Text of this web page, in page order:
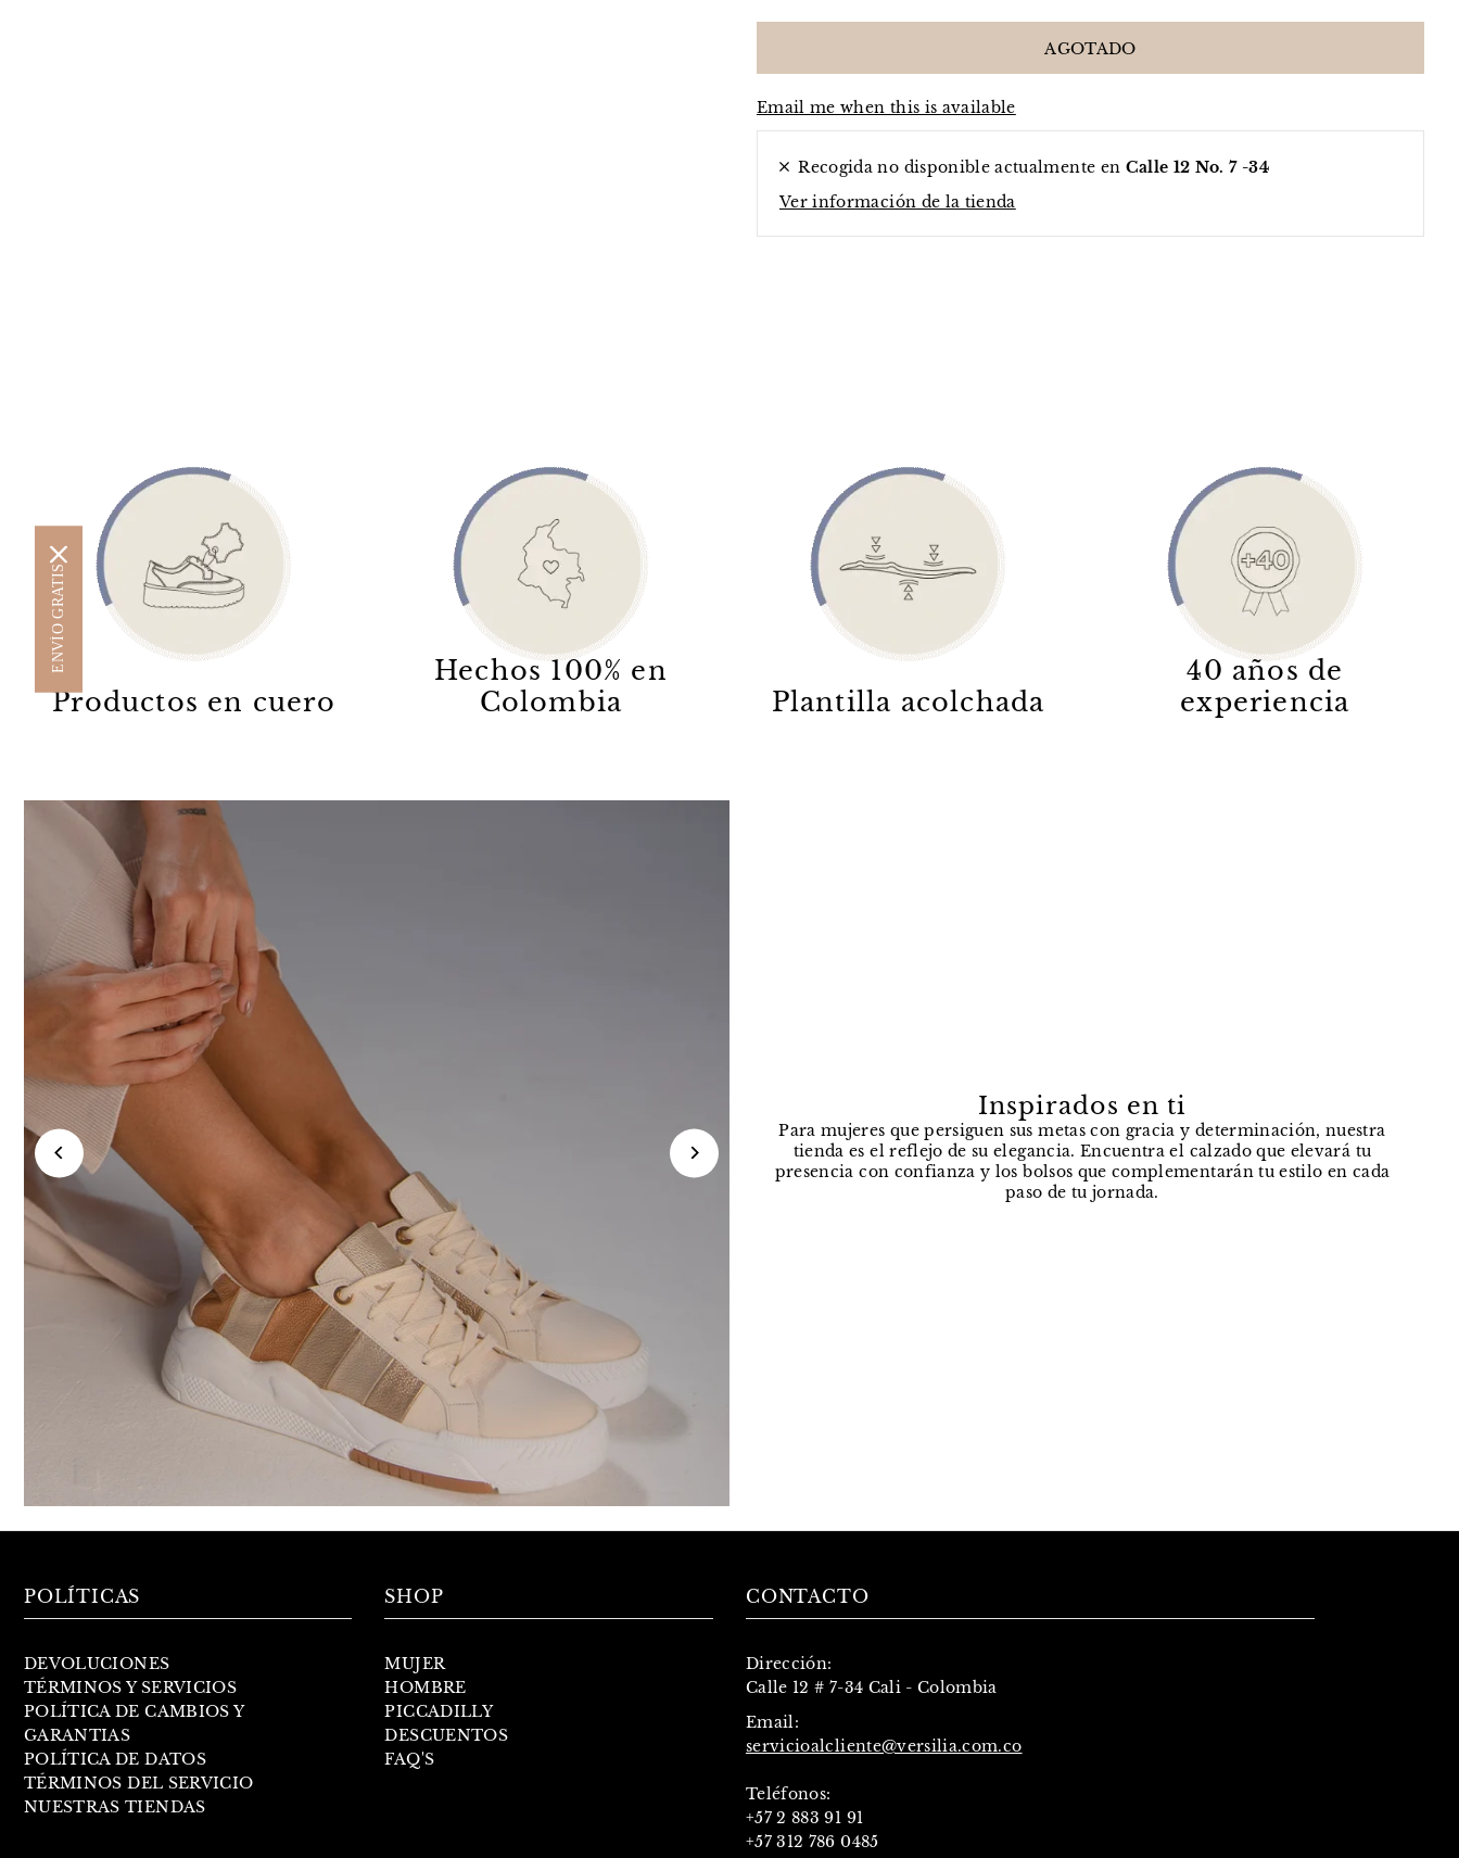
Email me when this is available
Recogida no disponible actualmente en Calle 12 No. 7 -34
Ver información de la tienda
Productos en cuero
Hechos 100% en
Colombia
Plantilla acolchada
40 años de
experiencia
Inspirados en ti
Para mujeres que persiguen sus metas con gracia y determinación, nuestra
tienda es el reflejo de su elegancia. Encuentra el calzado que elevará tu
presencia con confianza y los bolsos que complementarán tu estilo en cada
paso de tu jornada.
POLÍTICAS
DEVOLUCIONES
TÉRMINOS Y SERVICIOS
POLÍTICA DE CAMBIOS Y
GARANTIAS
POLÍTICA DE DATOS
TÉRMINOS DEL SERVICIO
NUESTRAS TIENDAS
SHOP
MUJER
HOMBRE
PICCADILLY
DESCUENTOS
FAQ'S
CONTACTO
Dirección:
Calle 12 # 7-34 Cali - Colombia
Email:
servicioalcliente@versilia.com.co
Teléfonos:
+57 2 883 91 91
+57 312 786 0485
ENVÍO GRATIS